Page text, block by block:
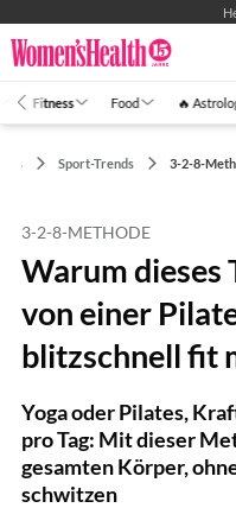
Fitness Food 🔥
Sport-Trends 3-2-8-
3-2-8-METHODE
Warum
von einer
blitzschnell fit
Yoga oder Pilates,
pro Tag: Mit dieser
gesamten Körper,
schwitzen